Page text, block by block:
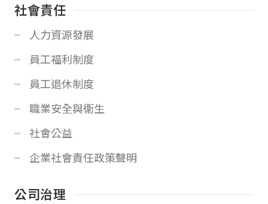
社會責任
人力資源發展
員工福利制度
員工退休制度
職業安全與衛生
社會公益
企業社會責任政策聲明
公司治理